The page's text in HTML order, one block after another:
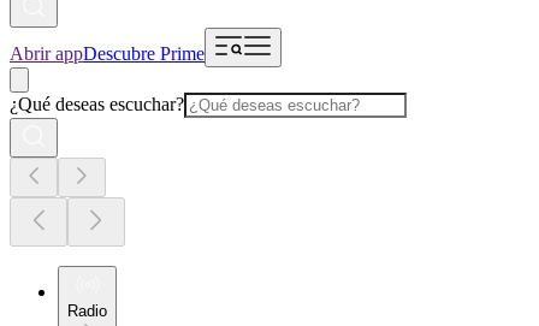
Abrir appDescubre Prime
¿Qué deseas escuchar?
Radio